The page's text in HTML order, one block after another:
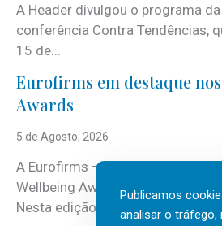
A Header divulgou o programa
conferência Contra Tendências,
15 de...
Eurofirms em destaque
Awards
5 de Agosto, 2026
A Eurofirms – People first está
Wellbeing Awards, integrando o
Nesta edição, a multinacional...
Publicamos
analisar o tráfego,